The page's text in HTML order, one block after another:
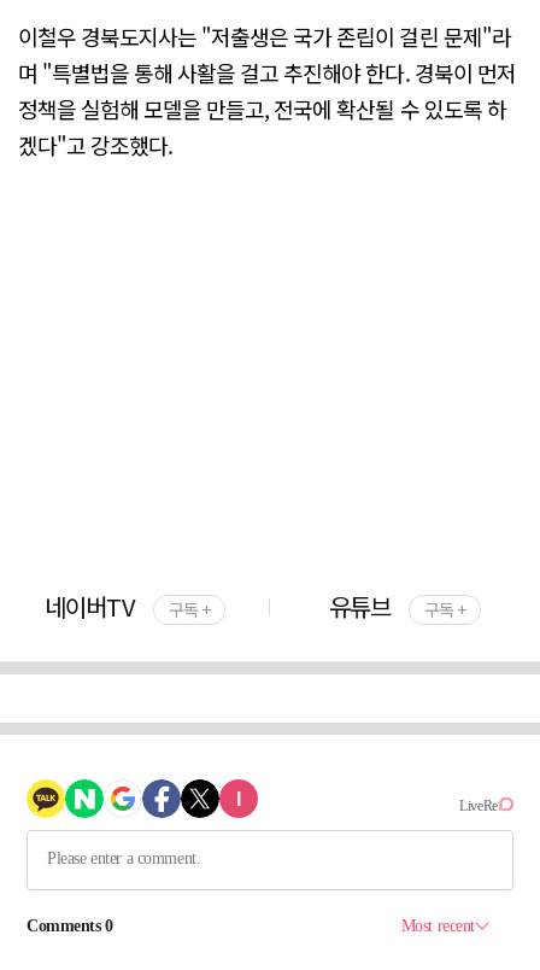
이철우 경북도지사는 "저출생은 국가 존립이 걸린 문제"라
며 "특별법을 통해 사활을 걸고 추진해야 한다. 경북이 먼저
정책을 실험해 모델을 만들고, 전국에 확산될 수 있도록 하
겠다"고 강조했다.
네이버TV 구독 + 유튜브 구독 +